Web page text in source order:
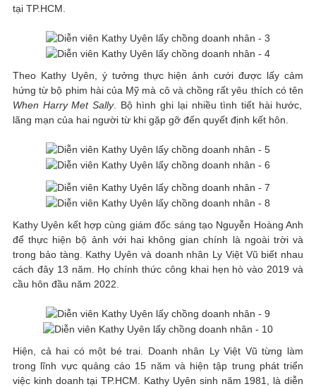
tại TP.HCM.
Theo Kathy Uyên, ý tưởng thực hiện ảnh cưới được lấy cảm
hứng từ bộ phim hài của Mỹ mà cô và chồng rất yêu thích có tên
When Harry Met Sally. Bộ hình ghi lại nhiều tình tiết hài hước,
lãng mạn của hai người từ khi gặp gỡ đến quyết định kết hôn.
Kathy Uyên kết hợp cùng giám đốc sáng tạo Nguyễn Hoàng Anh
để thực hiện bộ ảnh với hai không gian chính là ngoài trời và
trong bảo tàng. Kathy Uyên và doanh nhân Ly Việt Vũ biết nhau
cách đây 13 năm. Họ chính thức công khai hẹn hò vào 2019 và
cầu hôn đầu năm 2022.
Hiện, cả hai có một bé trai. Doanh nhân Ly Việt Vũ từng làm
trong lĩnh vực quảng cáo 15 năm và hiện tập trung phát triển
việc kinh doanh tại TP.HCM. Kathy Uyên sinh năm 1981, là diễn